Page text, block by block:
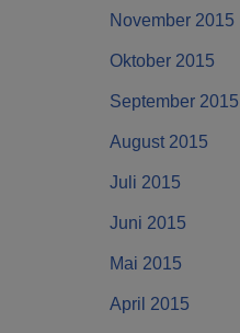
November 2015
Oktober 2015
September 2015
August 2015
Juli 2015
Juni 2015
Mai 2015
April 2015